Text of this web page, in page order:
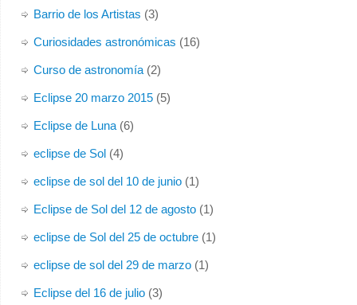
Barrio de los Artistas (3)
Curiosidades astronómicas (16)
Curso de astronomía(2)
Eclipse 20 marzo 2015(5)
Eclipse de Luna(6)
eclipse de Sol(4)
eclipse de sol del 10 de junio(1)
Eclipse de Sol del 12 de agosto(1)
eclipse de Sol del 25 de octubre(1)
eclipse de sol del 29 de marzo(1)
Eclipse del 16 de julio(3)